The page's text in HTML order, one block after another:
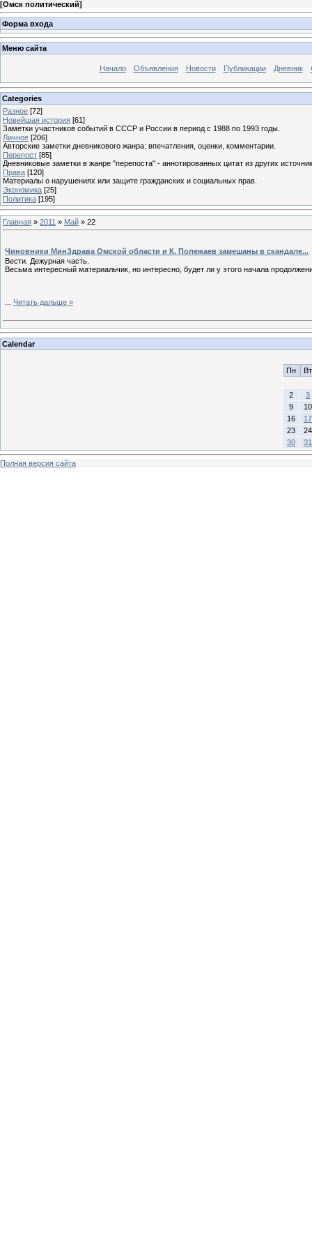
[Омск политический]
Форма входа
Меню сайта
Начало Объявления Новости Публикации Дневник
Categories
Разное [72]
Новейшая история [61]
Заметки участников событий в СССР и России в период с 1988 по 1993 годы.
Личное [206]
Авторские заметки дневникового жанра: впечатления, оценки, комментарии.
Перепост [85]
Дневниковые заметки в жанре "перепоста" - аннотированных цитат из других
Права [120]
Материалы о нарушениях или защите гражданских и социальных прав.
Экономика [25]
Политика [195]
Главная » 2011 » Май » 22
Чиновники МинЗдрава Омской области и К. Полежаев замешаны в скандале...
Вести. Дежурная часть.
Весьма интересный материальчик, но интересно, будет ли у этого начала
Читать дальше »
Calendar
Пн Вт
2
3
9
10
16
17
23
24
30
31
Полная версия сайта